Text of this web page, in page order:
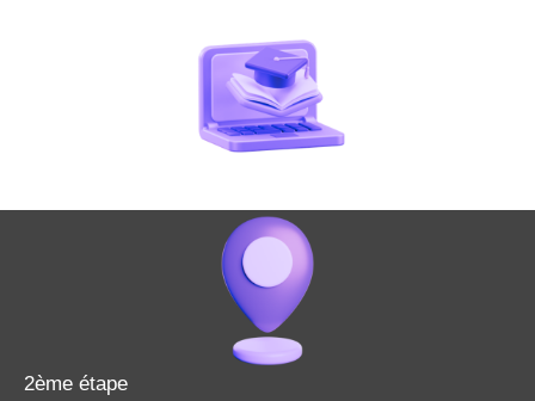
2ème étape